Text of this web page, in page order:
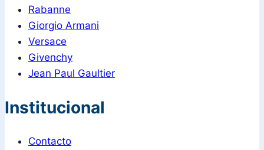
Rabanne
Giorgio Armani
Versace
Givenchy
Jean Paul Gaultier
Institucional
Contacto